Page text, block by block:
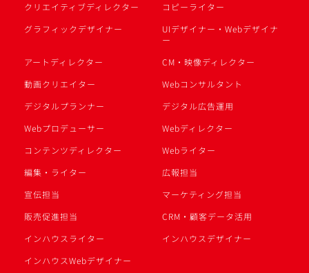
クリエイティブディレクター
コピーライター
グラフィックデザイナー
UIデザイナー・Webデザイナ
ー
アートディレクター
CM・映像ディレクター
動画クリエイター
Webコンサルタント
デジタルプランナー
デジタル広告運用
Webプロデューサー
Webディレクター
コンテンツディレクター
Webライター
編集・ライター
広報担当
宣伝担当
マーケティング担当
販売促進担当
CRM・顧客データ活用
インハウスライター
インハウスデザイナー
インハウスWebデザイナー